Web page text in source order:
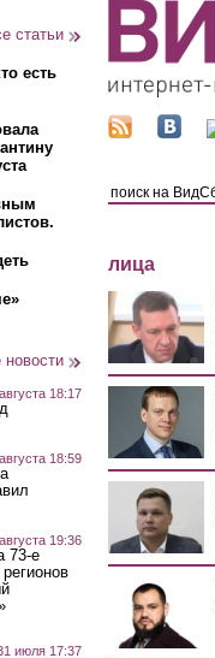
статьи
есть
новости
18:17
18:59
19:36
73-е
июля 17:37
лица